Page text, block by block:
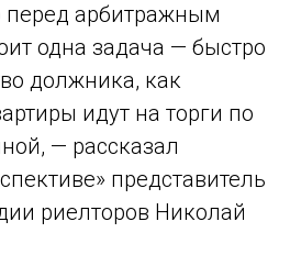
перед арбитражным
одна задача — быстро
должника, как
идут на торги по
— рассказал
представитель
риелторов Николай